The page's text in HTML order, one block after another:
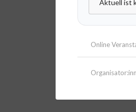
Aktuell ist
Online